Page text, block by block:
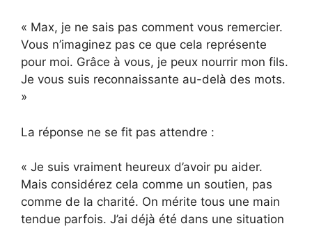
« Max, je ne sais pas comment vous remercier.
Vous n’imaginez pas ce que cela représente
pour moi. Grâce à vous, je peux nourrir mon fils.
Je vous suis reconnaissante au-delà des mots.
»
La réponse ne se fit pas attendre :
« Je suis vraiment heureux d’avoir pu aider.
Mais considérez cela comme un soutien, pas
comme de la charité. On mérite tous une main
tendue parfois. J’ai déjà été dans une situation